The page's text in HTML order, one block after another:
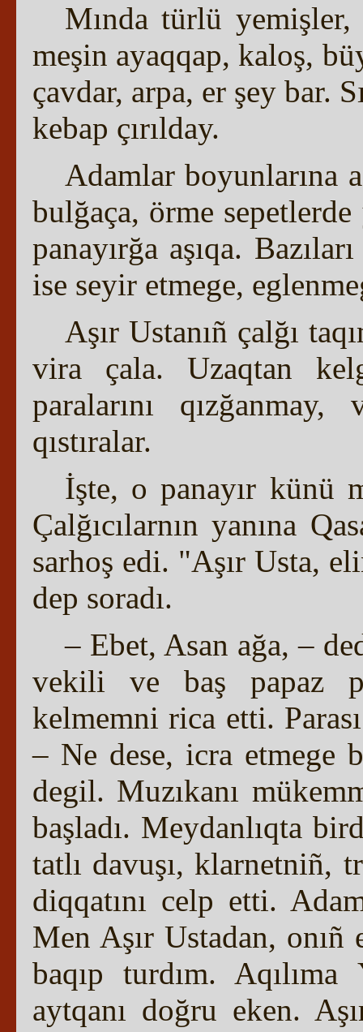
Mında türlü yemişler,
meşin ayaqqap, kaloş,
çavdar, arpa, er şey bar.
kebap çırılday.
Adamlar boyunlarına
bulğaça, örme
panayırğa aşıqa.
ise seyir etmege,
Aşır Ustanıñ çalğı
vira çala. Uzaqtan
paralarını qızğanmay,
qıstıralar.
İşte, o panayır künü
Çalğıcılarnın yanına
sarhoş edi. "Aşır Usta,
dep soradı.
– Ebet, Asan ağa, –
vekili ve baş papaz
kelmemni rica etti.
– Ne dese, icra etmege
degil. Muzıkanı
başladı. Meydanlıqta
tatlı davuşı, klarnetniñ,
diqqatını celp etti.
Men Aşır Ustadan,
baqıp turdım.
aytqanı doğru eken.